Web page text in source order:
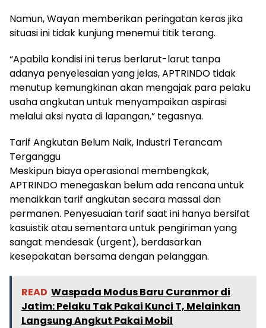
Namun, Wayan memberikan peringatan keras jika
situasi ini tidak kunjung menemui titik terang.
“Apabila kondisi ini terus berlarut-larut tanpa
adanya penyelesaian yang jelas, APTRINDO tidak
menutup kemungkinan akan mengajak para pelaku
usaha angkutan untuk menyampaikan aspirasi
melalui aksi nyata di lapangan,” tegasnya.
Tarif Angkutan Belum Naik, Industri Terancam
Terganggu
Meskipun biaya operasional membengkak,
APTRINDO menegaskan belum ada rencana untuk
menaikkan tarif angkutan secara massal dan
permanen. Penyesuaian tarif saat ini hanya bersifat
kasuistik atau sementara untuk pengiriman yang
sangat mendesak (urgent), berdasarkan
kesepakatan bersama dengan pelanggan.
READ Waspada Modus Baru Curanmor di
Jatim: Pelaku Tak Pakai Kunci T, Melainkan
Langsung Angkut Pakai Mobil